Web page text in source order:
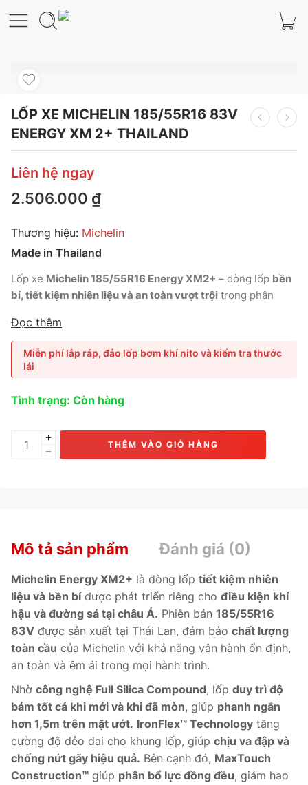
LỐP XE MICHELIN 185/55R16 83V
ENERGY XM 2+ THAILAND
Liên hệ ngay
Made in Thailand
2.506.000 ₫
Thương hiệu: Michelin
Lốp xe Michelin 185/55R16 Energy XM2+ – dòng lốp bền
bỉ, tiết kiệm nhiên liệu và an toàn vượt trội trong phân
và hatchback cỡ nhỏ
phanh ngắn và vận hành êm ái.
Silica Compound và IronFlex™, giúpbám đường tốt hơn,
chống nứt hông và tiết kiệm nhiên liệu hiệu quả.
cho Honda Jazz, Toyota Yaris, Mazda 2, Hyundai i20, Kia
Đọc thêm
Miễn phí lắp ráp, đảo lốp bơm khí nito và kiểm tra thước
lái
Tình trạng: Còn hàng
THÊM VÀO GIỎ HÀNG
Mô tả sản phẩm Đánh giá (0)
Michelin Energy XM2+ là dòng lốp tiết kiệm nhiên
liệu và bền bỉđược phát triển riêng cho điều kiện khí
hậu và đường sá tại châu Á. Phiên bản 185/55R16
83V được sản xuất tại Thái Lan, đảm bảo chất lượng
toàn cầu của Michelin với khả năng vận hành ổn định,
an toàn và êm ái trong mọi hành trình.
Nhờ công nghệ Full Silica Compound, lốp duy trì độ
bám tốt cả khi mới và khi đã mòn, giúp phanh ngắn
hơn 1,5m trên mặt ướt. IronFlex™ Technology tăng
cường độ dẻo dai cho khung lốp, giúp chịu va đập và
chống nứt gãy hiệu quả. Bên cạnh đó, MaxTouch
Construction™ giúp phân bổ lực đồng đều, giảm hao